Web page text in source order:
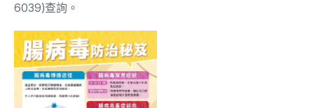
6039)查詢 。